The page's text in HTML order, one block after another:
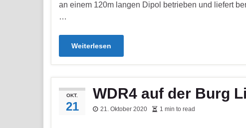
an einem 120m langen Dipol betrieben und liefert
…
Weiterlesen
OKT.
21
WDR4 auf der Burg
21. Oktober 2020 1 min to read